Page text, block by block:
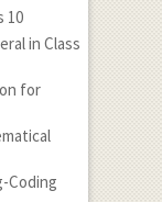
10
in Class
for
Coding